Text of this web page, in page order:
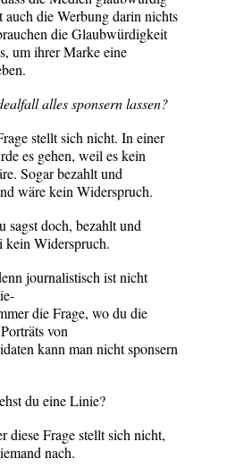
auch die Werbung darin nichts
die Glaubwürdigkeit
um ihrer Marke eine
alles sponsern lassen?
stellt sich nicht. In einer
es gehen, weil es kein
Sogar bezahlt und
wäre kein Widerspruch.
sagst doch, bezahlt und
kein ­Widerspruch.
journalistisch ist nicht
die Frage, wo du die
von
kann man nicht sponsern
du eine Linie?
diese Frage stellt sich nicht,
nach.